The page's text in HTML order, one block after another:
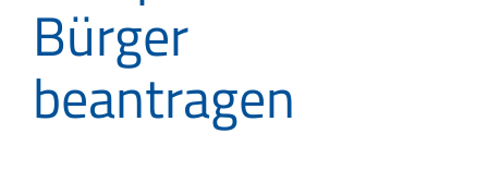
Bürger
beantragen